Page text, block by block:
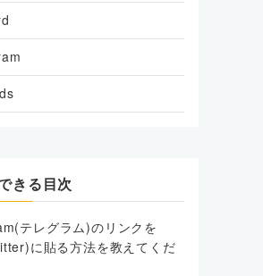
きる目次
テレグラム)のリンクを
に貼る方法を教えてくだ